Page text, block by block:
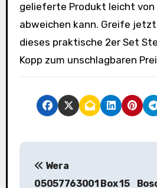
gelieferte Produkt leicht von
abweichen kann. Greife
dieses praktische 2er Set
Kopp zum unschlagbaren
B
Wera
05057763001 Box 15